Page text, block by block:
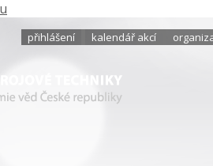
přihlášení kalendář akcí